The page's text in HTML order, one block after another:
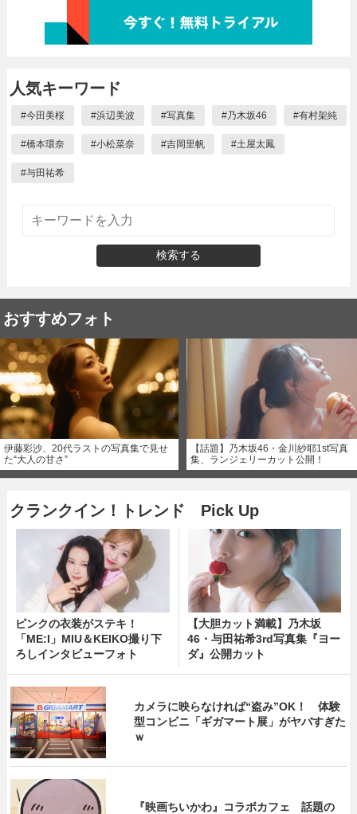
人気キーワード
#今田美桜 #浜辺美波 #写真集 #乃木坂46 #有村架純
#橋本環奈 #小松菜奈 #吉岡里帆 #土屋太鳳
#与田祐希
検索する
おすすめフォト
伊藤彩沙、20代ラストの写真集で見せ
た“大人の甘さ”
【話題】乃木坂46・金川紗耶1st写真
集、ランジェリーカット公開！
クランクイン！トレンド Pick Up
ピンクの衣装がステキ！
「ME:I」MIU＆KEIKO撮り下
ろしインタビューフォト
【大胆カット満載】乃木坂
46・与田祐希3rd写真集『ヨー
ダ』公開カット
カメラに映らなければ“盗み”OK！ 体験
型コンビニ「ギガマート展」がヤバすぎた
ｗ
『映画ちいかわ』コラボカフェ 話題の